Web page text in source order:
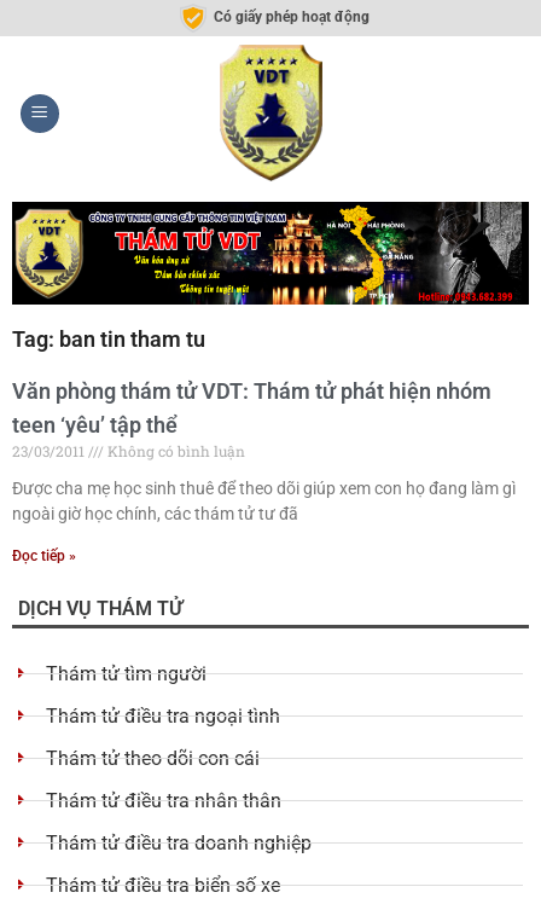
Có giấy phép hoạt động
Tag: ban tin tham tu
Văn phòng thám tử VDT: Thám tử phát hiện nhóm
teen ‘yêu’ tập thể
23/03/2011
Không có bình luận
Được cha mẹ học sinh thuê để theo dõi giúp xem con họ đang làm gì
ngoài giờ học chính, các thám tử tư đã
Đọc tiếp »
DỊCH VỤ THÁM TỬ
Thám tử tìm người
Thám tử điều tra ngoại tình
Thám tử theo dõi con cái
Thám tử điều tra nhân thân
Thám tử điều tra doanh nghiệp
Thám tử điều tra biển số xe